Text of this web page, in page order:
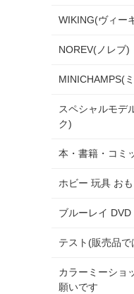
WIKING(ヴィー
NOREV(ノレブ)
MINICHAMPS(
スペシャルモデ
ク)
本・書籍・コミ
ホビー 玩具 お
ブルーレイ DVD
テスト(販売品
カラーミーショ
願いです